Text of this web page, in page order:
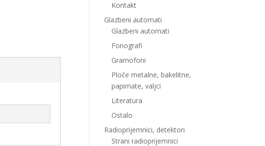
Kontakt
Glazbeni automati
Glazbeni automati
Fonografi
Gramofoni
Ploče metalne, bakelitne,
papirnate, valjci
Literatura
Ostalo
Radioprijemnici, detektori
Strani radioprijemnici